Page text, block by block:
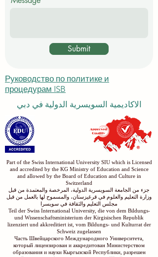
Submit
Руководство по политике и
процедурам ISB
الاكاديمية السويسرية الدولية في دبي
Part of the Swiss International University SIU which is Licensed
and accredited by the KG Ministry of Education and Science
and allowed by the Board of Education and Culture in
Switzerland
جزء من الجامعة السويسرية الدولية، المرخصة والمعتمدة من قبل
وزارة التعليم والعلوم في قرغيزستان، والمسموح لها بالعمل من قبل
مجلس التعليم والثقافة في سويسرا
Teil der Swiss International University, die von dem Bildungs-
und Wissenschaftsministerium der Kirgisischen Republik
lizenziert und akkreditiert ist, vom Bildungs- und Kulturrat der
Schweiz zugelassen
Часть Швейцарского Международного Университета,
который лицензирован и аккредитован Министерством
образования и науки Кыргызской Республики, разрешен